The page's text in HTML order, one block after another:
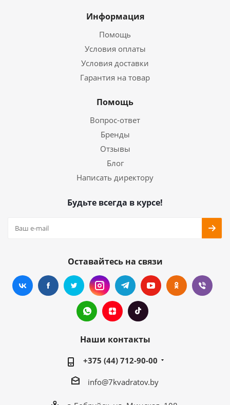
Информация
Помощь
Условия оплаты
Условия доставки
Гарантия на товар
Помощь
Вопрос-ответ
Бренды
Отзывы
Блог
Написать директору
Будьте всегда в курсе!
Оставайтесь на связи
Наши контакты
+375 (44) 712-90-00
info@7kvadratov.by